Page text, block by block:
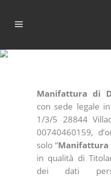
Manifattura di
con sede legale
1/3/5 28844
00740460159,
solo “Manifattura
in qualità di
dei dati